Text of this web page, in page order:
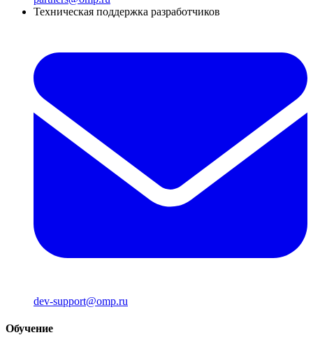
Техническая поддержка разработчиков
dev-support@omp.ru
Обучение